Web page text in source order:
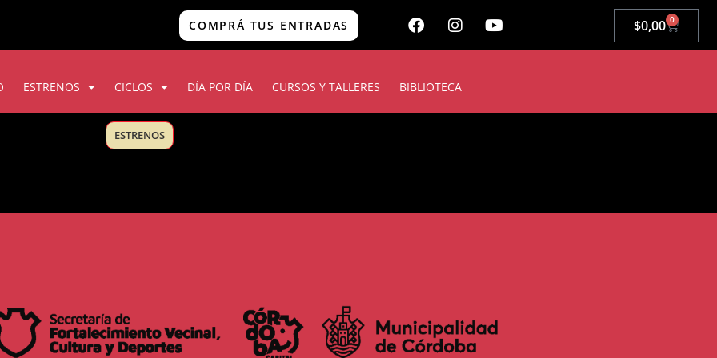
COMPRÁ TUS ENTRADAS $0,00 0
ESTRENOS CICLOS DÍA POR DÍA CURSOS Y TALLERES BIBLIOTECA
ESTRENOS